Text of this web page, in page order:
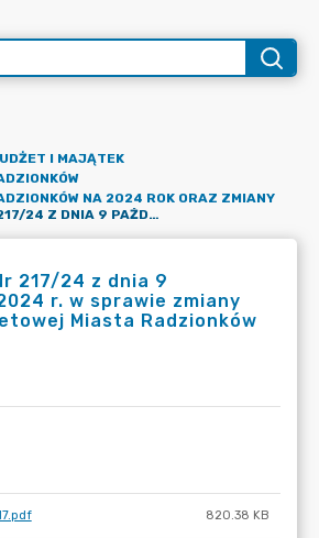
I MAJĄTEK
NA 2024 ROK ORAZ ZMIANY
ZARZĄDZENIE NR 217/24 Z DNIA 9 PAŹDZIERNIKA 2024 R. W SPRAWIE ZMIANY UCHWAŁY BUDŻETOWEJ MIASTA RADZIONKÓW NA ROK 2024
217/24 z dnia 9
r. w sprawie zmiany
Miasta Radzionków
820.38 KB